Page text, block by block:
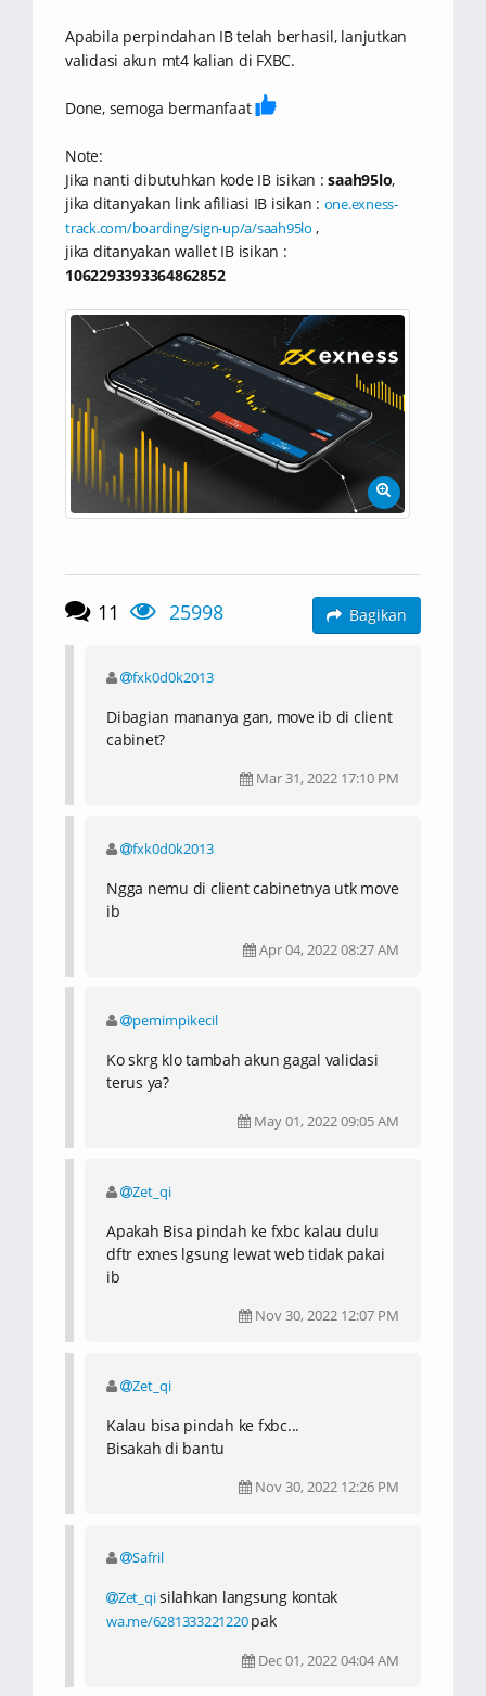
Apabila perpindahan IB telah berhasil, lanjutkan
validasi akun mt4 kalian di FXBC.
Done, semoga bermanfaat
Note:
Jika nanti dibutuhkan kode IB isikan :saah95lo,
jika ditanyakan link afiliasi IB isikan : one.exness-
track.com/boarding/sign-up/a/saah95lo ,
jika ditanyakan wallet IB isikan :
1062293393364862852
11 25998 Bagikan
fxk0d0k2013
Dibagian mananya gan, move ib di client
cabinet?
Mar 31, 2022 17:10 PM
fxk0d0k2013
Ngga nemu di client cabinetnya utk move
ib
Apr 04, 2022 08:27 AM
pemimpikecil
Ko skrg klo tambah akun gagal validasi
terus ya?
May 01, 2022 09:05 AM
Zet_qi
Apakah Bisa pindah ke fxbc kalau dulu
dftr exnes lgsung lewat web tidak pakai
ib
Nov 30, 2022 12:07 PM
Zet_qi
Kalau bisa pindah ke fxbc...
Bisakah di bantu
Nov 30, 2022 12:26 PM
Safril
Zet_qisilahkan langsung kontak
wa.me/6281333221220pak
Dec 01, 2022 04:04 AM